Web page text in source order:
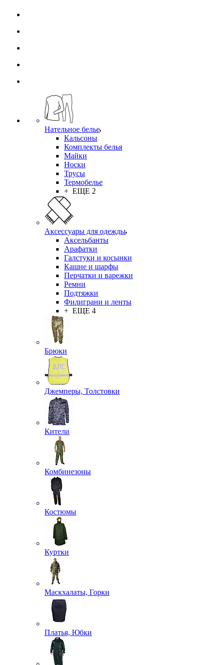
Нательное белье
Кальсоны
Комплекты белья
Майки
Носки
Трусы
Термобелье
+ ЕЩЕ 2
Аксессуары для одежды
Аксельбанты
Арафатки
Галстуки и косынки
Кашне и шарфы
Перчатки и варежки
Ремни
Подтяжки
Филиграни и ленты
+ ЕЩЕ 4
Брюки
Джемперы, Толстовки
Кители
Комбинезоны
Костюмы
Куртки
Маскхалаты, Горки
Платья, Юбки